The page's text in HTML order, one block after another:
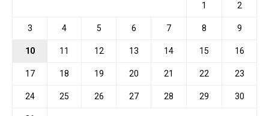
1 2
3 4 5 6 7 8 9
10 11 12 13 14 15 16
17 18 19 20 21 22 23
24 25 26 27 28 29 30